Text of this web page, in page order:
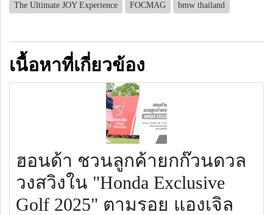
The Ultimate JOY Experience
FOCMAG bmw thailand
เนื้อหาที่เกี่ยวข้อง
ฮอนด้า ชวนลูกค้ายกก๊วนดวล
วงสวิงใน "Honda Exclusive
Golf 2025" ตามรอย แองเจิล